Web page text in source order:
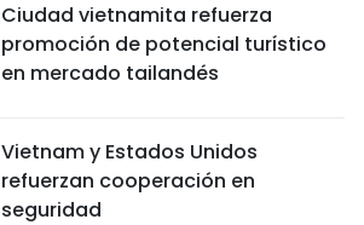
Ciudad vietnamita refuerza
promoción de potencial turístico
en mercado tailandés
Vietnam y Estados Unidos
refuerzan cooperación en
seguridad